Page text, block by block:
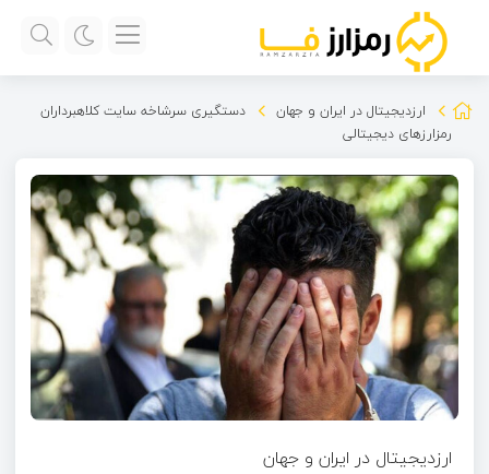
ارزدیجیتال در ایران و جهان
دستگیری سرشاخه سایت کلاهبرداران
رمزارزهای دیجیتالی
ارزدیجیتال در ایران و جهان